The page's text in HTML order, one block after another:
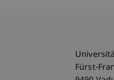
Fürst-